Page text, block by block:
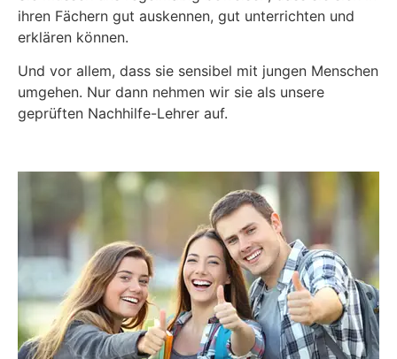
ihren Fächern gut auskennen, gut unterrichten und
erklären können.
Und vor allem, dass sie sensibel mit jungen Menschen
umgehen. Nur dann nehmen wir sie als unsere
geprüften Nachhilfe-Lehrer auf.